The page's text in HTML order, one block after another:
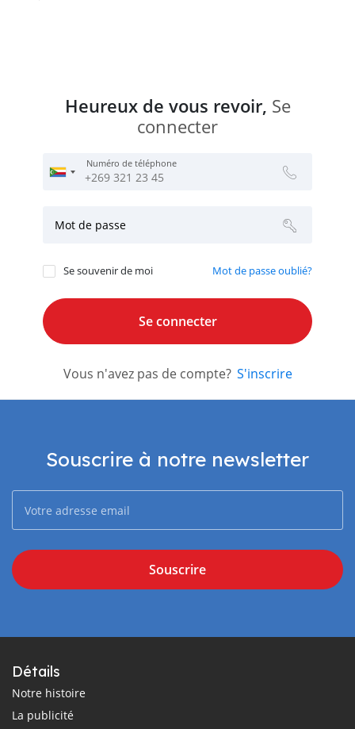
Heureux de vous revoir, Se
connecter
Numéro de téléphone
Mot de passe
Se souvenir de moi Mot de passe oublié?
Vous n'avez pas de compte? S'inscrire
Souscrire à notre newsletter
Souscrire
Détails
Notre histoire
La publicité